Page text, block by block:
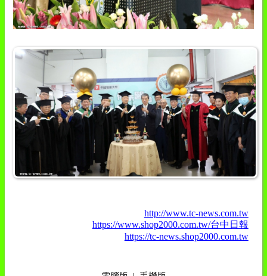
http://www.tc-news.com.tw
https://www.shop2000.com.tw/台中日報
https://tc-news.shop2000.com.tw